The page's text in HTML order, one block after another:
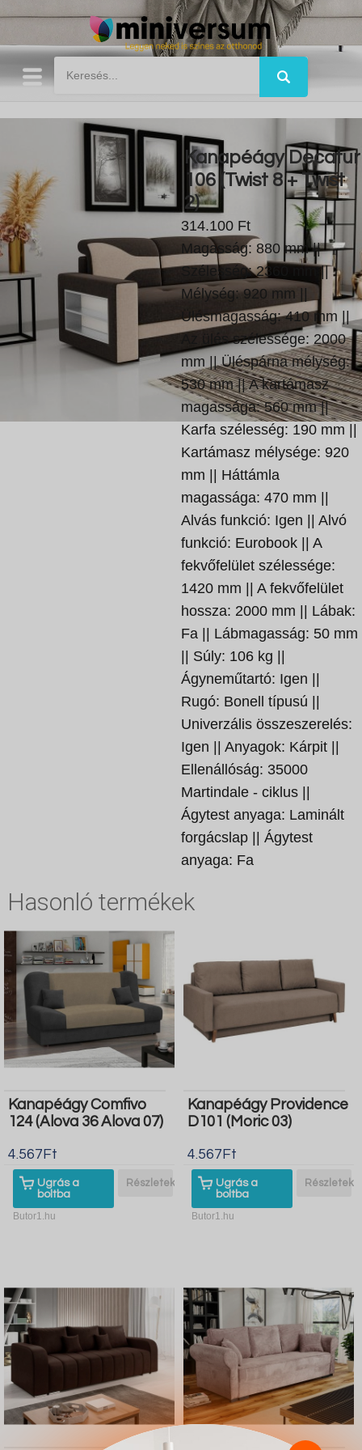
Kanapéágy Decatur
106 (Twist 8 + Twist
2)
314.100 Ft
Magasság: 880 mm ||
Szélesség: 2360 mm ||
Mélység: 920 mm ||
Ülésmagasság: 410 mm ||
Az ülés szélessége: 2000
mm || Üléspárna mélység:
530 mm || A kartámasz
magassága: 560 mm ||
Karfa szélesség: 190 mm ||
Kartámasz mélysége: 920
mm || Háttámla
magassága: 470 mm ||
Alvás funkció: Igen || Alvó
funkció: Eurobook || A
fekvőfelület szélessége:
1420 mm || A fekvőfelület
hossza: 2000 mm || Lábak:
Fa || Lábmagasság: 50 mm
|| Súly: 106 kg ||
Ágyneműtartó: Igen ||
Rugó: Bonell típusú ||
Univerzális összeszerelés:
Igen || Anyagok: Kárpit ||
Ellenállóság: 35000
Martindale - ciklus ||
Ágytest anyaga: Laminált
forgácslap || Ágytest
anyaga: Fa
Hasonló termékek
Kanapéágy Comfivo
124 (Alova 36 Alova 07)
4.567Ft
Ugrás a
boltba
Részletek
Butor1.hu
Kanapéágy Providence
D101 (Moric 03)
4.567Ft
Ugrás a
boltba
Részletek
Butor1.hu